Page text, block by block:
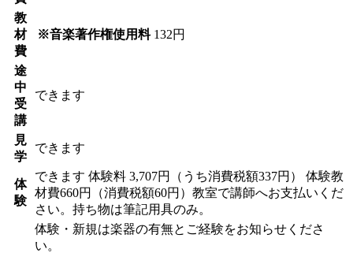
教
材
費
※音楽著作権使用料 132円
途
中
受
講
できます
見
学
できます
体
験
できます 体験料 3,707円（うち消費税額337円） 体験教
材費660円（消費税額60円）教室で講師へお支払いくだ
さい。持ち物は筆記用具のみ。
体験・新規は楽器の有無とご経験をお知らせくださ
い。